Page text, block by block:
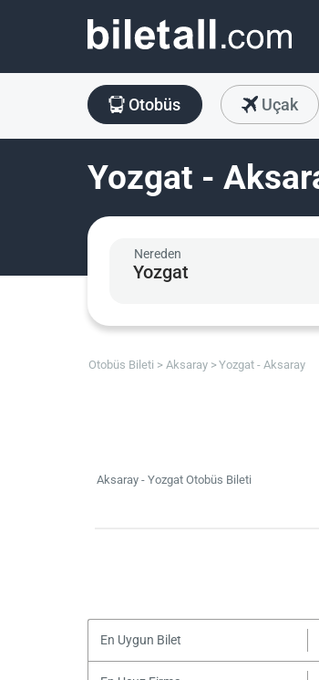
Otobüs Uçak
Yozgat -
Nereden
Otobüs Bileti Aksaray Yozgat - Aksaray
Aksaray - Yozgat Otobüs Bileti
En Uygun Bilet